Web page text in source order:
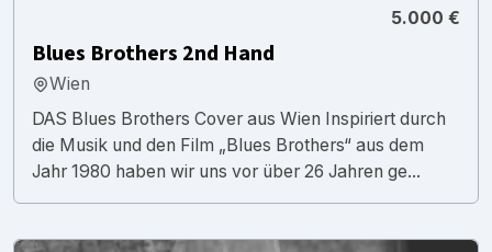
5.000 €
Blues Brothers 2nd Hand
Wien
DAS Blues Brothers Cover aus Wien Inspiriert durch
die Musik und den Film „Blues Brothers“ aus dem
Jahr 1980 haben wir uns vor über 26 Jahren ge...